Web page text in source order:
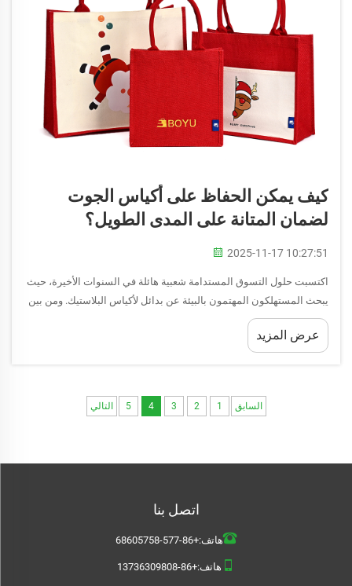
كيف يمكن الحفاظ على أكياس الجوت
لضمان المتانة على المدى الطويل؟
2025-11-17 10:27:51
اكتسبت حلول التسوق المستدامة شعبية هائلة في السنوات الأخيرة، حيث
يبحث المستهلكون المهتمون بالبيئة عن بدائل لأكياس البلاستيك. ومن بين
هذه الخيارات الصديقة للبيئة، تتميز حقيبة الجوت بأنها متينة وقابلة للتحلل
الحيوي و...
عرض المزيد
السابق 1
2
3
4
5 التالي
اتصل بنا
هاتف:+86-577-68605758
هاتف:+86-13736309808